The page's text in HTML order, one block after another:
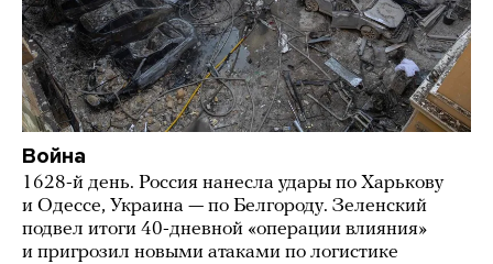
Война
1628-й день. Россия нанесла удары по Харькову
и Одессе, Украина — по Белгороду. Зеленский
подвел итоги 40-дневной «операции влияния»
и пригрозил новыми атаками по логистике